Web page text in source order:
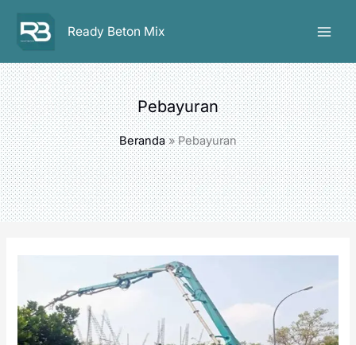
konten
Ready Beton Mix
Pebayuran
Beranda Pebayuran